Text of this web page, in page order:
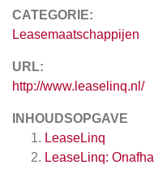
CATEGORIE:
Leasemaatschappijen
URL:
http://www.leaselinq.nl/
INHOUDSOPGAVE
LeaseLinq
LeaseLinq: